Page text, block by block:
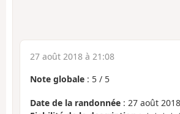
27 août 2018 à 21:08
Note globale : 5 / 5
Date de la randonnée : 27 août 2018